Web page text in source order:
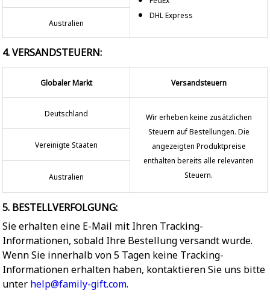
DHL Express
Australien
4. VERSANDSTEUERN:
Globaler Markt Versandsteuern
Deutschland
Wir erheben keine zusätzlichen
Steuern auf Bestellungen. Die
angezeigten Produktpreise
enthalten bereits alle relevanten
Steuern.
Vereinigte Staaten
Australien
5. BESTELLVERFOLGUNG:
Sie erhalten eine E-Mail mit Ihren Tracking-
Informationen, sobald Ihre Bestellung versandt wurde.
Wenn Sie innerhalb von 5 Tagen keine Tracking-
Informationen erhalten haben, kontaktieren Sie uns bitte
unter help@family-gift.com.